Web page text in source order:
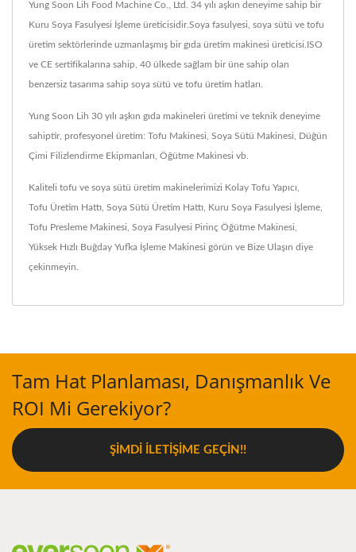
Yung Soon Lih Food Machine Co., Ltd. 34 yılı aşkın deneyime sahip bir
Kuru Soya Fasulyesi İşleme üreticisidir.Soya fasulyesi, soya sütü ve tofu
üretim sektörlerinde uzmanlaşmış bir gıda üretim makinesi üreticisi.ISO
ve CE sertifikalarına sahip, 40 ülkede sağlam bir üne sahip olan
benzersiz tasarıma sahip soya sütü ve tofu üretim hatları.
Yung Soon Lih 30 yılı aşkın gıda makineleri üretimi ve teknik deneyime
sahiptir, profesyonel üretim: Tofu Makinesi, Soya Sütü Makinesi, Düğün
Çimi Filizlendirme Ekipmanları, Öğütme Makinesi vb.
Kaliteli tofu ve soya sütü üretim makinelerimizi Kolay Tofu Yapıcı
Tofu Üretim Hattı Soya Sütü Üretim Hattı Kuru Soya Fasulyesi İşleme
Tofu Presleme Makinesi Soya Fasulyesi Pirinç Öğütme Makinesi
Yüksek Hızlı Buğday Yufka İşleme Makinesi görün ve Bize Ulaşın diye
çekinmeyin.
Tam Hat Planlaması, Danışmanlık Ve
ROI Mi Gerekiyor?
ŞIMDI İLETIŞIME GEÇIN!!